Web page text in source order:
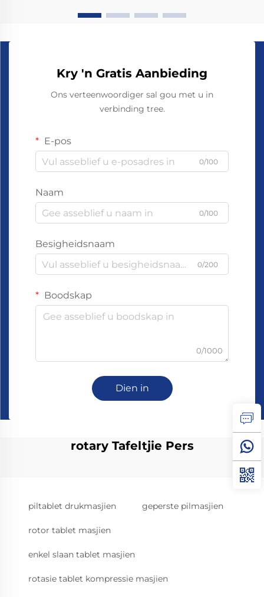
Kry 'n Gratis Aanbieding
Ons verteenwoordiger sal gou met u in
verbinding tree.
E-pos
0/100
Naam
0/100
Besigheidsnaam
0/200
Boodskap
0/1000
Dien in
rotary Tafeltjie Pers
piltablet drukmasjien geperste pilmasjien
rotor tablet masjien
enkel slaan tablet masjien
rotasie tablet kompressie masjien